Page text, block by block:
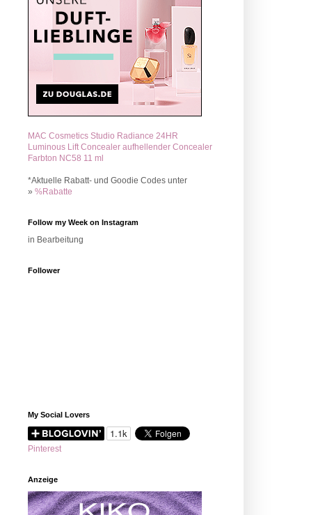
MAC Cosmetics Studio Radiance 24HR
Luminous Lift Concealer aufhellender Concealer
Farbton NC58 11 ml
*Aktuelle Rabatt- und Goodie Codes unter
» %Rabatte
Follow my Week on Instagram
in Bearbeitung
Follower
My Social Lovers
Pinterest
Anzeige